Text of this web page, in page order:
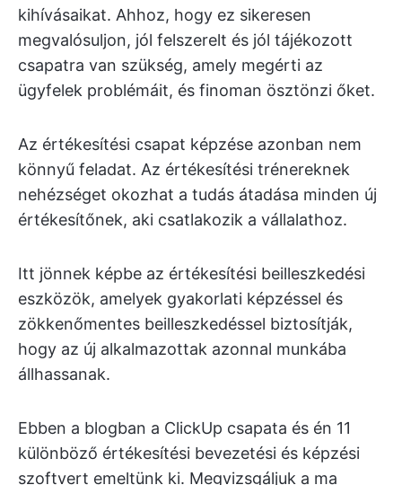
kihívásaikat. Ahhoz, hogy ez sikeresen
megvalósuljon, jól felszerelt és jól tájékozott
csapatra van szükség, amely megérti az
ügyfelek problémáit, és finoman ösztönzi őket.
Az értékesítési csapat képzése azonban nem
könnyű feladat. Az értékesítési trénereknek
nehézséget okozhat a tudás átadása minden új
értékesítőnek, aki csatlakozik a vállalathoz.
Itt jönnek képbe az értékesítési beilleszkedési
eszközök, amelyek gyakorlati képzéssel és
zökkenőmentes beilleszkedéssel biztosítják,
hogy az új alkalmazottak azonnal munkába
állhassanak.
Ebben a blogban a ClickUp csapata és én 11
különböző értékesítési bevezetési és képzési
szoftvert emeltünk ki. Megvizsgáljuk a ma